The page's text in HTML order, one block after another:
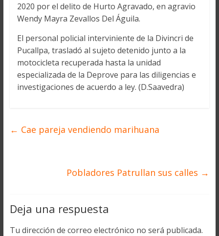
2020 por el delito de Hurto Agravado, en agravio
Wendy Mayra Zevallos Del Águila.
El personal policial interviniente de la Divincri de
Pucallpa, trasladó al sujeto detenido junto a la
motocicleta recuperada hasta la unidad
especializada de la Deprove para las diligencias e
investigaciones de acuerdo a ley. (D.Saavedra)
← Cae pareja vendiendo marihuana
Pobladores Patrullan sus calles →
Deja una respuesta
Tu dirección de correo electrónico no será publicada.